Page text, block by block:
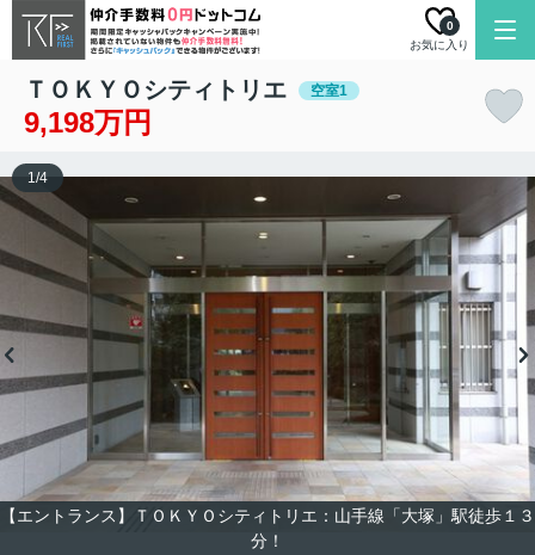
お気に入り
0
ＴＯＫＹＯシティトリエ 空室1
9,198万円
【エントランス】ＴＯＫＹＯシティトリエ：山手線「大塚」駅徒歩１３
分！
1/4